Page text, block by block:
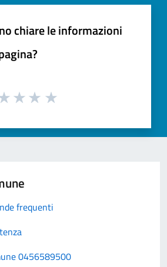
chiare le informazioni
frequenti
0456589500